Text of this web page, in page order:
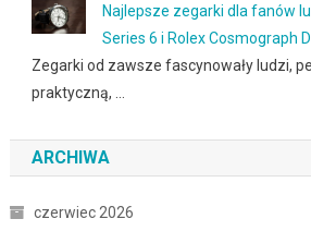
Najlepsze zegarki dla fanów
Series 6 i Rolex Cosmograph
Zegarki od zawsze fascynowały ludzi,
praktyczną, …
ARCHIWA
czerwiec 2026